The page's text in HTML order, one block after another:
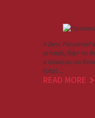
A Best
privado, líder no
e Governo, no
total…
READ MORE